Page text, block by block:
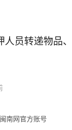
员转递物品、
闽南网官方账号